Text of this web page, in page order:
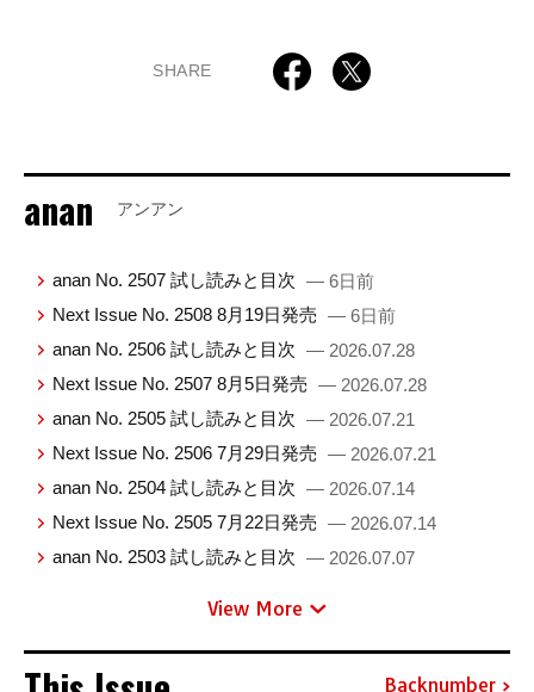
SHARE
anan アンアン
anan No. 2507 試し読みと目次 — 6日前
Next Issue No. 2508 8月19日発売 — 6日前
anan No. 2506 試し読みと目次 — 2026.07.28
Next Issue No. 2507 8月5日発売 — 2026.07.28
anan No. 2505 試し読みと目次 — 2026.07.21
Next Issue No. 2506 7月29日発売 — 2026.07.21
anan No. 2504 試し読みと目次 — 2026.07.14
Next Issue No. 2505 7月22日発売 — 2026.07.14
anan No. 2503 試し読みと目次 — 2026.07.07
View More
Backnumber